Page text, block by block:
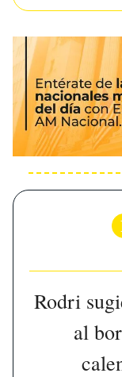
Rodri
al